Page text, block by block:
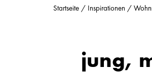
Startseite Inspirationen
jung,